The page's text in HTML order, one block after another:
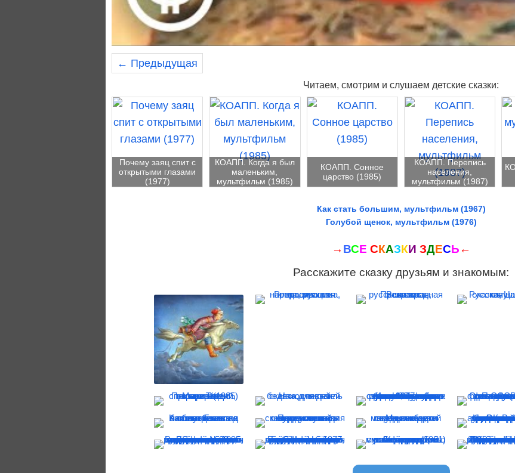
← Предыдущая
Читаем, смотрим и слушаем детские сказки:
Почему заяц спит с
открытыми глазами
(1977)
КОАПП. Когда я был
маленьким,
мультфильм (1985)
КОАПП. Сонное
царство (1985)
КОАПП. Перепись
населения,
мультфильм (1987)
Как стать большим, мультфильм (1967)
Голубой щенок, мультфильм (1976)
→ ВСЕ СКАЗКИ ЗДЕСЬ ←
Расскажите сказку друзьям и знакомым: